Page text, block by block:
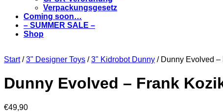
Verpackungsgesetz
Coming soon…
– SUMMER SALE –
Shop
Start/3" Designer Toys /3" Kidrobot Dunny / Dunny Evolved
Dunny Evolved – Frank
€49,90